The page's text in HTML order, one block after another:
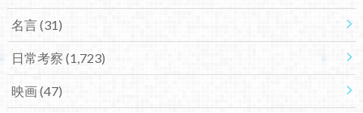
名言(31)
日常考察 (1,723)
映画(47)